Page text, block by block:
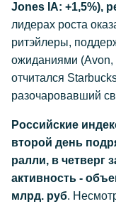
Jones IA: +1,5%),
лидерах роста
ритэйлеры,
ожиданиями (Avon,
отчитался
разочаровавший
Российские
второй день
ралли, в четверг
активность -
млрд. руб.